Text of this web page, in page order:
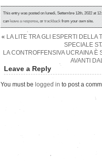
This entry was posted on lunedì, Settembre 12th, 2022 at
canleave a response, ortrackbackfrom your own site.
« LA LITE TRA GLI ESPERTI DELLA
SPECIALE
LA CONTROFFENSIVA UCRAINA È
AVANTI
Leave a Reply
You must be logged in to post a